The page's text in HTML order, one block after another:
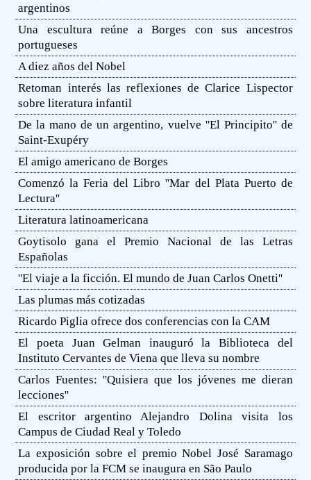
argentinos
Una escultura reúne a Borges con sus ancestros
portugueses
A diez años del Nobel
Retoman interés las reflexiones de Clarice Lispector
sobre literatura infantil
De la mano de un argentino, vuelve ''El Principito'' de
Saint-Exupéry
El amigo americano de Borges
Comenzó la Feria del Libro ''Mar del Plata Puerto de
Lectura''
Literatura latinoamericana
Goytisolo gana el Premio Nacional de las Letras
Españolas
''El viaje a la ficción. El mundo de Juan Carlos Onetti''
Las plumas más cotizadas
Ricardo Piglia ofrece dos conferencias con la CAM
El poeta Juan Gelman inauguró la Biblioteca del
Instituto Cervantes de Viena que lleva su nombre
Carlos Fuentes: ''Quisiera que los jóvenes me dieran
lecciones''
El escritor argentino Alejandro Dolina visita los
Campus de Ciudad Real y Toledo
La exposición sobre el premio Nobel José Saramago
producida por la FCM se inaugura en São Paulo